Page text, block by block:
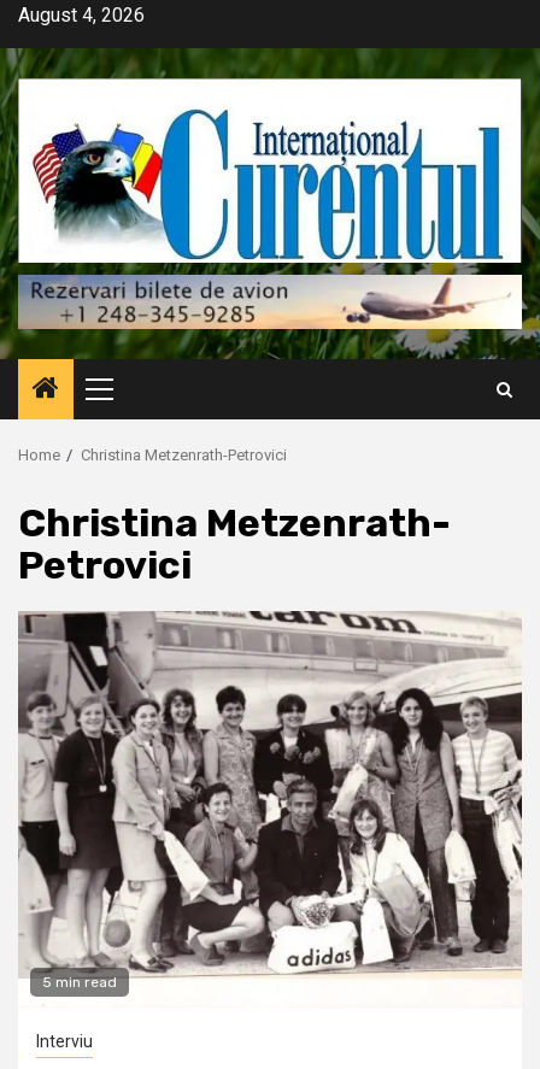
Skip
content
August 4, 2026
Primary
Menu
Home Christina Metzenrath-Petrovici
Christina Metzenrath-
Petrovici
5 min read
Interviu